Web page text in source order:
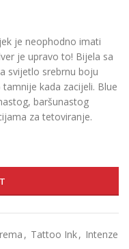
je neophodno imati
je upravo to! Bijela sa
svijetlo srebrnu boju
kada zacijeli. Blue
baršunastog
za tetoviranje.
, Tattoo Ink, Intenze